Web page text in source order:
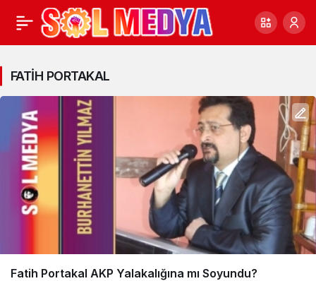
FATİH
PORTAKAL
Haberleri
FATİH PORTAKAL
Fatih Portakal AKP Yalakalığına mı Soyundu?